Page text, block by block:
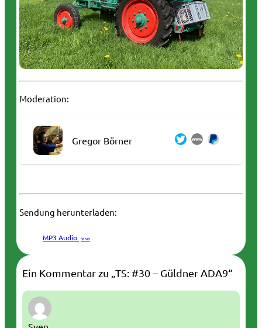
Moderation:
Gregor Börner
Sendung herunterladen:
MP3 Audio 38 MB
Ein Kommentar zu „TS: #30 – Güldner ADA9“